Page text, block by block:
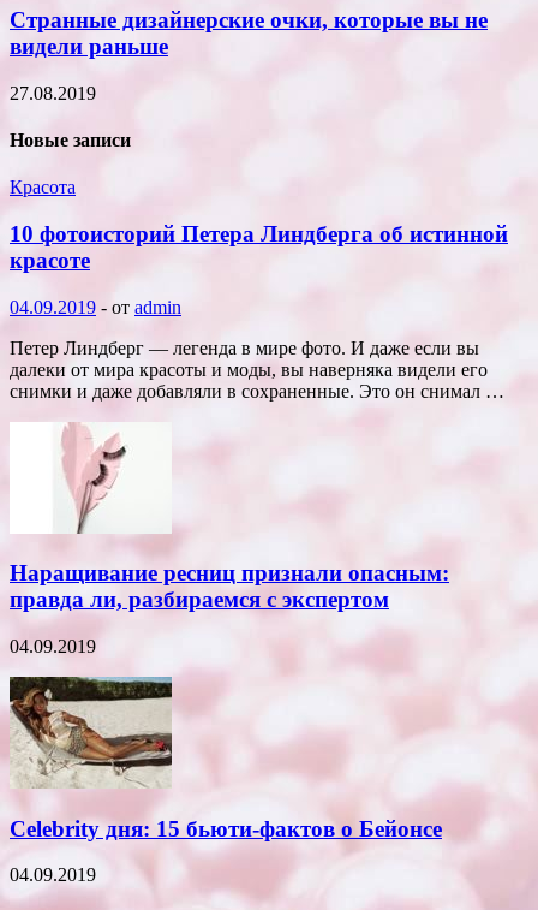
Странные дизайнерские очки, которые вы не
видели раньше
27.08.2019
Новые записи
Красота
10 фотоисторий Петера Линдберга об истинной
красоте
04.09.2019 - от admin
Петер Линдберг — легенда в мире фото. И даже если вы
далеки от мира красоты и моды, вы наверняка видели его
снимки и даже добавляли в сохраненные. Это он снимал …
Наращивание ресниц признали опасным:
правда ли, разбираемся с экспертом
04.09.2019
Celebrity дня: 15 бьюти-фактов о Бейонсе
04.09.2019